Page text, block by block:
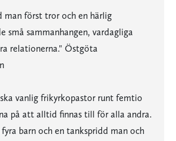
man först tror och en härlig
små sammanhangen, vardagliga
relationerna." Östgöta
vanlig frikyrkopastor runt femtio
på att alltid finnas till för alla andra.
barn och en tankspridd man och